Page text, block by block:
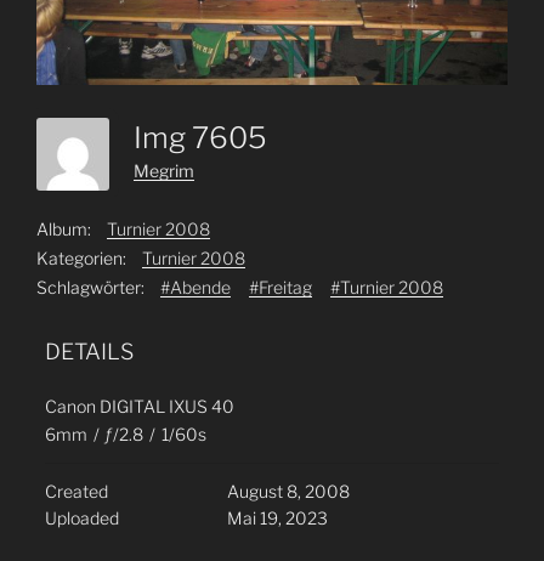
Img 7605
Megrim
Album:
Turnier 2008
Kategorien:
Turnier 2008
Schlagwörter:
#Abende #Freitag #Turnier 2008
DETAILS
Canon DIGITAL IXUS 40
6mm / ƒ/2.8 / 1/60s
Created
August 8, 2008
Uploaded
Mai 19, 2023